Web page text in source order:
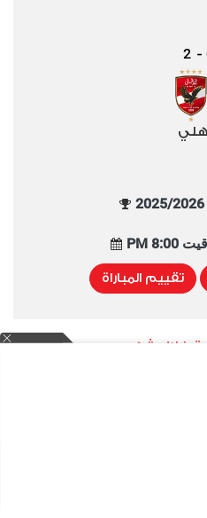
-
2
تقييم المباراة
خلال شهر
متاح الأن